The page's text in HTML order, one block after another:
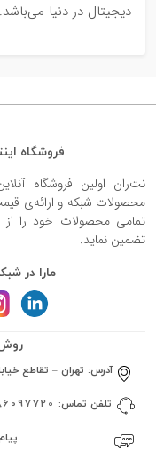
دیجیتال در دنیا می‌باشد.
فروشگاه
نت‌ران اولین فروشگاه
محصولات شبکه و ارائه‌ی
تمامی محصولات خود را
تضمین نماید.
مارا در
آدرس: تهران – تقاطع
تلفن تماس: